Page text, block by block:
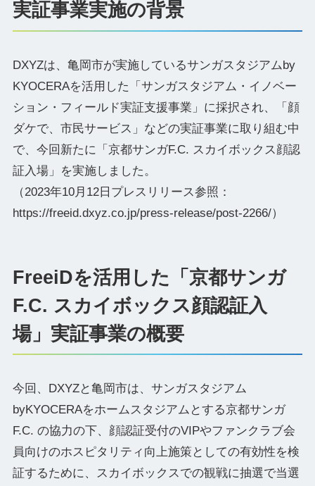
実証事業実施の背景
DXYZは、亀岡市が実施しているサンガスタジアムby
KYOCERAを活用した「サンガスタジアム・イノベー
ション・フィールド実証支援事業」に採択され、「顔
ダケで、市民サービス」などの実証事業に取り組む中
で、今回新たに「京都サンガF.C. スカイボックス顔認
証入場」を実施しました。
（2023年10月12日プレスリリース参照：
https://freeid.dxyz.co.jp/press-release/post-2266/）
FreeiDを活用した「京都サンガ
F.C. スカイボックス顔認証入
場」実証事業の概要
今回、DXYZと亀岡市は、サンガスタジアム
byKYOCERAをホームスタジアムとする京都サンガ
F.C. の協力の下、顔認証受付のVIPやファンクラブ会
員向けのホスピタリティ向上施策としての有効性を検
証するために、スカイボックスでの観戦に抽選で当選